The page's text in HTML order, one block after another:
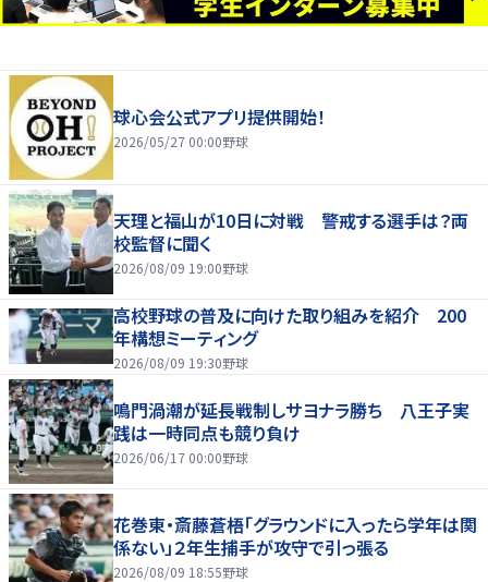
球心会公式アプリ提供開始！
2026/05/27 00:00野球
天理と福山が10日に対戦 警戒する選手は？両
校監督に聞く
2026/08/09 19:00野球
高校野球の普及に向けた取り組みを紹介 200
年構想ミーティング
2026/08/09 19:30野球
鳴門渦潮が延長戦制しサヨナラ勝ち 八王子実
践は一時同点も競り負け
2026/06/17 00:00野球
花巻東・斎藤蒼梧「グラウンドに入ったら学年は関
係ない」２年生捕手が攻守で引っ張る
2026/08/09 18:55野球